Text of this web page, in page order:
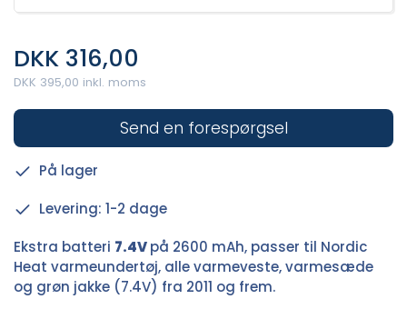
DKK 316,00
DKK 395,00 inkl. moms
Send en forespørgsel
På lager
Levering: 1-2 dage
Ekstra batteri 7.4Vpå 2600 mAh, passer til Nordic
Heat varmeundertøj, alle varmeveste, varmesæde
og grøn jakke (7.4V) fra 2011 og frem.